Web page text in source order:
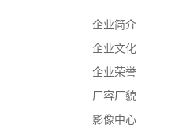
企业简介
企业文化
企业荣誉
厂容厂貌
影像中心